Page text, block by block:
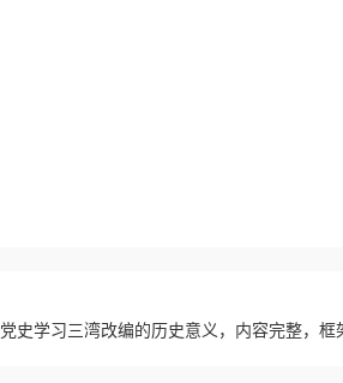
党史学习三湾改编的历史意义，内容完整，框